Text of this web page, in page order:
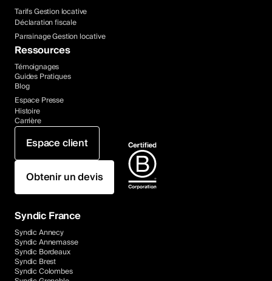
Tarifs Gestion locative
Déclaration fiscale
Parrainage Gestion locative
Ressources
Témoignages
Guides Pratiques
Blog
Espace Presse
Histoire
Carrière
Espace client
Obtenir un devis
Syndic France
Syndic Annecy
Syndic Annemasse
Syndic Bordeaux
Syndic Brest
Syndic Colombes